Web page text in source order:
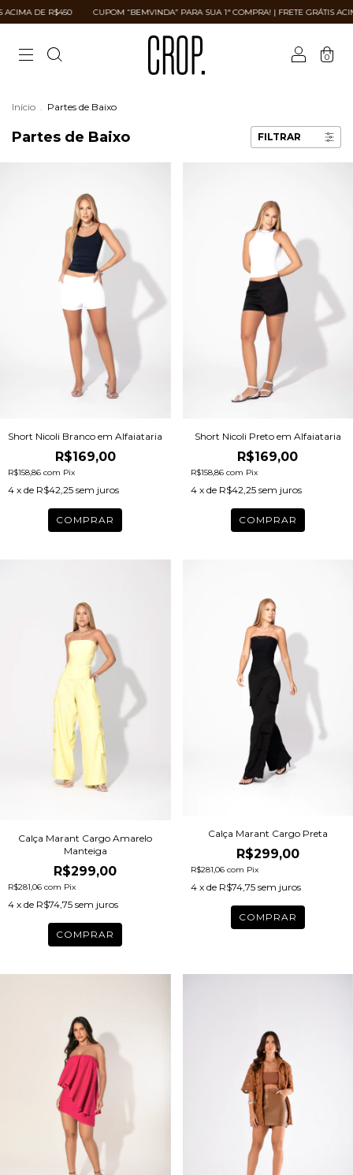
DE R$450 CUPOM “BEMVINDA” PARA SUA 1ª COMPRA! | FRETE GRÁTIS
0
Início . Partes de Baixo
Partes de Baixo FILTRAR
Short Nicoli Branco em Alfaiataria
R$169,00
R$158,86 com Pix
4 x de R$42,25 sem juros
COMPRAR
Short Nicoli Preto em Alfaiataria
R$169,00
R$158,86 com Pix
4 x de R$42,25 sem juros
COMPRAR
Calça Marant Cargo Amarelo
Manteiga
R$299,00
R$281,06 com Pix
4 x de R$74,75 sem juros
COMPRAR
Calça Marant Cargo Preta
R$299,00
R$281,06 com Pix
4 x de R$74,75 sem juros
COMPRAR